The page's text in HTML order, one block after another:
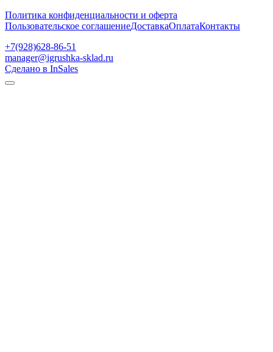
Политика конфиденциальности и оферта
Пользовательское соглашениеДоставкаОплатаКонтакты
+7(928)628-86-51
manager@igrushka-sklad.ru
Сделано в InSales